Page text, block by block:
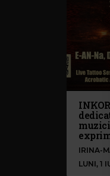
IRINA-
LUNI, 1